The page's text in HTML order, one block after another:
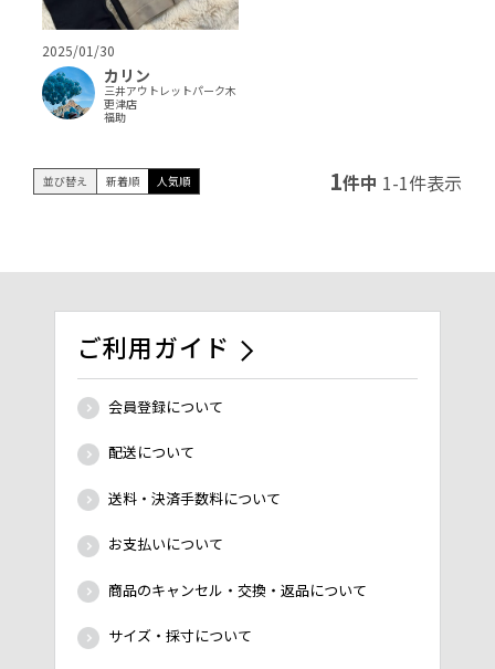
2025/01/30
カリン
三井アウトレットパーク木
更津店
福助
並び替え 新着順 人気順 1件中 1-1件表示
ご利用ガイド
会員登録について
配送について
送料・決済手数料について
お支払いについて
商品のキャンセル・交換・返品について
サイズ・採寸について